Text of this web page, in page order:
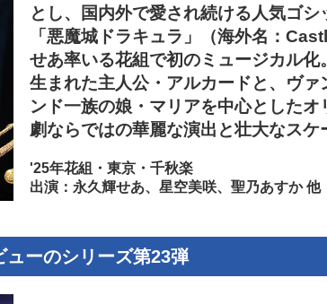
とし、国内外で愛され続ける人気ゴ
「悪魔城ドラキュラ」（海外名：
せあ率いる花組で初のミュージカル
生まれた主人公・アルカードと、ヴ
ンド一族の娘・マリアを中心とした
劇ならではの華麗な演出と壮大なスケ
'25年花組・東京・千秋楽
出演：永久輝せあ、星空美咲、聖乃あすか 他
ューのシリーズ第23弾